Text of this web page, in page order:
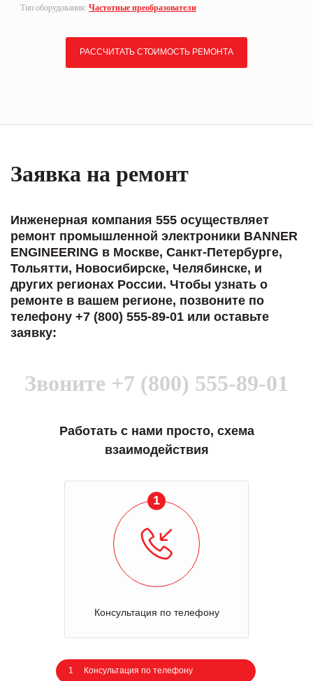
Тип оборудования: Частотные преобразователи
РАССЧИТАТЬ СТОИМОСТЬ РЕМОНТА
Заявка на ремонт
Инженерная компания 555 осуществляет
ремонт промышленной электроники BANNER
ENGINEERING в Москве, Санкт-Петербурге,
Тольятти, Новосибирске, Челябинске, и
других регионах России. Чтобы узнать о
ремонте в вашем регионе, позвоните по
телефону +7 (800) 555-89-01 или оставьте
заявку:
Звоните +7 (800) 555-89-01
Работать с нами просто, схема
взаимодействия
1
Консультация по телефону
1 Консультация по телефону